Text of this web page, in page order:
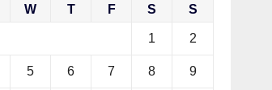
W T F S S
1 2
5 6 7 8 9